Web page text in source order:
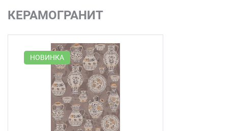
КЕРАМОГРАНИТ
НОВИНКА